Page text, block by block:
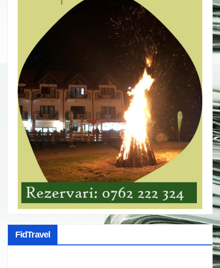
FidTravel